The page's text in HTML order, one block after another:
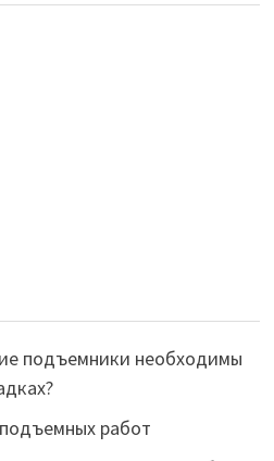
подъемники необходимы
работ